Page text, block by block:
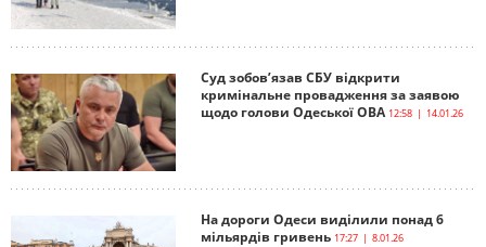
Суд зобов’язав СБУ відкрити
кримінальне провадження за заявою
щодо голови Одеської ОВА 12:58 | 14.01.26
На дороги Одеси виділили понад 6
мільярдів гривень 17:27 | 8.01.26